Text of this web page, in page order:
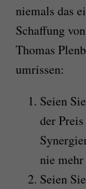
niemals das
Schaffung
Thomas
umrissen:
Seien
der
nie
Seien